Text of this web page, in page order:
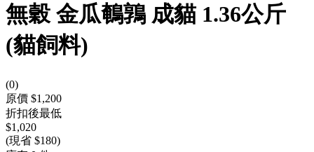
無穀 金瓜鵪鶉 成貓 1.36公斤
(貓飼料)
(0)
原價 $1,200
折扣後最低
$1,020
(現省 $180)